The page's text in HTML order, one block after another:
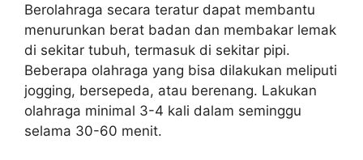
Berolahraga secara teratur dapat membantu
menurunkan berat badan dan membakar lemak
di sekitar tubuh, termasuk di sekitar pipi.
Beberapa olahraga yang bisa dilakukan meliputi
jogging, bersepeda, atau berenang. Lakukan
olahraga minimal 3-4 kali dalam seminggu
selama 30-60 menit.